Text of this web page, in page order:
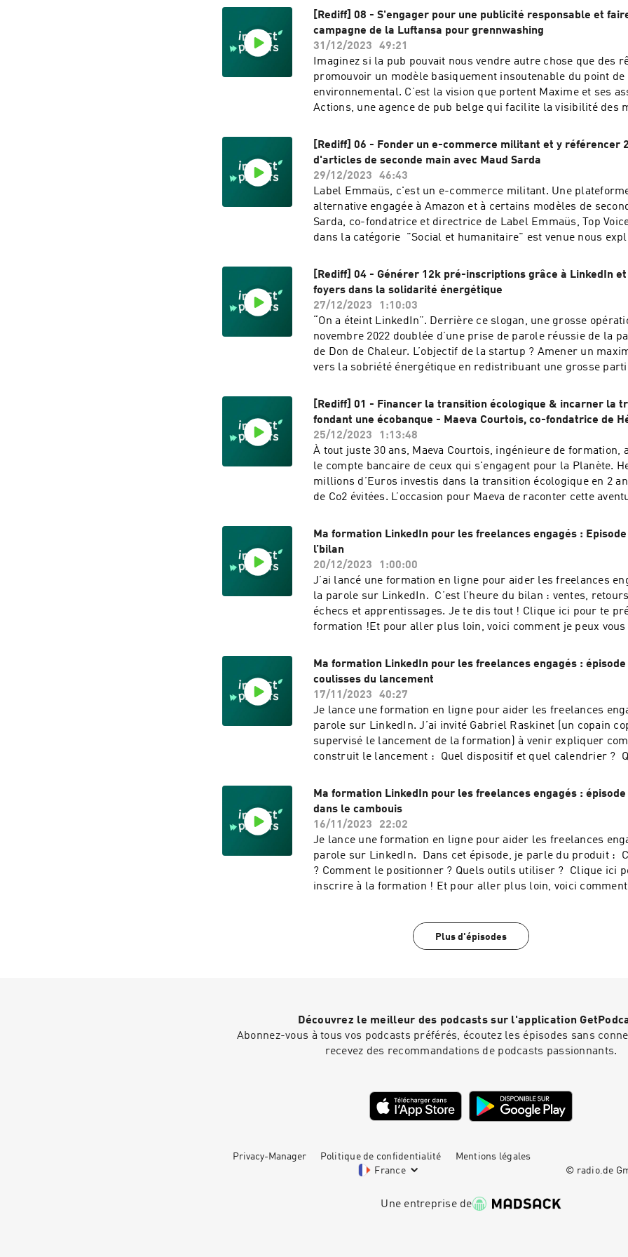
raconter cette aventure et de nous partager la manière dont
pas ses convictions et ses engagements.Et pour aller plus
je peux vous aider : 👉 J'écris les posts LinkedIn des CEO des
impact 👉 Je coache vos équipes pour qu'elles postent une
sur LinkedIn 👉 Je vous forme gratuitement : rejoignez les
freelances à impact qui ont suivi mon mini-cours gratuit en
devenir visible sur LinkedInHébergé par Audiomeans. Visitez
[Rediff] 08 - S'engager pour une publicité responsable et
campagne de la Luftansa pour grennwashing
31/12/2023
49:21
Imaginez si la pub pouvait nous vendre autre chose que des
promouvoir un modèle basiquement insoutenable du point de
environnemental. C’est la vision que portent Maxime et ses
Actions, une agence de pub belge qui facilite la visibilité des
responsable et utilisation de LinkedIn pour porter ses
Lufthansa et TUI pris la main dans le pot de peinture verte),
nous parler de tout ça dans ce nouvel épisode d’Impact
!Et pour aller plus loin, voici comment je peux vous aider : 👉
LinkedIn des CEO des entreprises à impact 👉 Je coache vos
qu'elles postent une fois par semaine sur LinkedIn 👉 Je vous
gratuitement : rejoignez les +500 entreprises et freelances à
confidentialite pour plus d'informations.
[Rediff] 06 - Fonder un e-commerce militant et y référencer
d'articles de seconde main avec Maud Sarda
29/12/2023
46:43
Label Emmaüs, c'est un e-commerce militant. Une
alternative engagée à Amazon et à certains modèles de
Sarda, co-fondatrice et directrice de Label Emmaüs, Top
dans la catégorie "Social et humanitaire" est venue nous
storytelling, valeurs et présence LinkedIn. Bonne écoute !Et
loin, voici comment je peux vous aider : 👉 J'écris les posts
des entreprises à impact 👉 Je coache vos équipes pour
fois par semaine sur LinkedIn 👉 Je vous forme gratuitement
+500 entreprises et freelances à impact qui ont suivi mon
4 e-mails pour devenir visible sur LinkedInHébergé par
audiomeans.fr/politique-de-confidentialite pour plus
[Rediff] 04 - Générer 12k pré-inscriptions grâce à LinkedIn
foyers dans la solidarité énergétique
27/12/2023
1:10:03
“On a éteint LinkedIn”. Derrière ce slogan, une grosse
novembre 2022 doublée d’une prise de parole réussie de la
de Don de Chaleur. L’objectif de la startup ? Amener un
vers la sobriété énergétique en redistribuant une grosse
Bilan de l’opération : 1 Million de vues, 12.000 pré-inscrits
LinkedIn et plus de 8.000 utilisateurs de l’application durant
eu la chance de recevoir Matthieu Sattler, un des co-fondateur
Chaleur pour discuter des coulisses de l’opération, de la
de la coordination des prises de parole. Bref, de tout ce qu’il
cette opération réussie. Bonne écoute ! Les liens utiles : Les
Matthieu et Pascale : Quelques prises de parole impactantes
des pâtesEt pour aller plus loin, voici comment je peux vous
les posts LinkedIn des CEO des entreprises à impact 👉 Je
pour qu'elles postent une fois par semaine sur LinkedIn 👉 Je
gratuitement : rejoignez les +500 entreprises et freelances à
suivi mon mini-cours gratuit en 4 e-mails pour devenir
LinkedInHébergé par Audiomeans. Visitez audiomeans.fr/
confidentialite pour plus d'informations.
[Rediff] 01 - Financer la transition écologique & incarner la
fondant une écobanque - Maeva Courtois, co-fondatrice de
25/12/2023
1:13:48
À tout juste 30 ans, Maeva Courtois, ingénieure de formation,
le compte bancaire de ceux qui s'engagent pour la Planète.
millions d’Euros investis dans la transition écologique en 2
de Co2 évitées. L’occasion pour Maeva de raconter cette
engagements. Bonne écoute !Et pour aller plus loin, voici
aider : 👉 J'écris les posts LinkedIn des CEO des entreprises
coache vos équipes pour qu'elles postent une fois par
Je vous forme gratuitement : rejoignez les +500 entreprises et
impact qui ont suivi mon mini-cours gratuit en 4 e-mails pour
sur LinkedInHébergé par Audiomeans. Visitez
confidentialite pour plus d'informations.
Ma formation LinkedIn pour les freelances engagés :
l’bilan
20/12/2023
1:00:00
J’ai lancé une formation en ligne pour aider les freelances
la parole sur LinkedIn. C’est l’heure du bilan : ventes,
échecs et apprentissages. Je te dis tout ! Clique ici pour te
formation !Et pour aller plus loin, voici comment je peux
pour qu'elles postent une fois par semaine sur LinkedIn 👉 Je
gratuitement : rejoignez les +500 entreprises et freelances à
suivi mon mini-cours gratuit en 4 e-mails pour devenir visible
LinkedInHébergé par Audiomeans. Visitez audiomeans.fr/
confidentialite pour plus d'informations.
Ma formation LinkedIn pour les freelances engagés :
coulisses du lancement
17/11/2023
40:27
Je lance une formation en ligne pour aider les freelances
parole sur LinkedIn. J’ai invité Gabriel Raskinet (un copain
supervisé le lancement de la formation) à venir expliquer
construit le lancement : Quel dispositif et quel calendrier ? Quels outils ? Quel
Quels messages on a fait passer ? Clique ici pour te pré-inscrire à la formation
!Et pour aller plus loin, voici comment je peux vous aider : 👉
LinkedIn des CEO des entreprises à impact 👉 Je coache vos
qu'elles postent une fois par semaine sur LinkedIn 👉 Je vous
gratuitement : rejoignez les +500 entreprises et freelances à
suivi mon mini-cours gratuit en 4 e-mails pour devenir
LinkedInHébergé par Audiomeans. Visitez audiomeans.fr/
Ma formation LinkedIn pour les freelances engagés :
dans le cambouis
16/11/2023
22:02
Je lance une formation en ligne pour aider les freelances
parole sur LinkedIn. Dans cet épisode, je parle du produit : Comment le créer
? Comment le positionner ? Quels outils utiliser ? Clique ici pour te pré-
inscrire à la formation ! Et pour aller plus loin, voici comment
Je vous forme gratuitement : rejoignez les +500 entreprises et
impact qui ont suivi mon mini-cours gratuit en 4 e-mails pour
Plus d'épisodes
Découvrez le meilleur des podcasts sur l'application
Abonnez-vous à tous vos podcasts préférés, écoutez les épisodes sans
recevez des recommandations de podcasts passionnants.
Privacy-Manager Politique de confidentialité
Mentions légales
France
© radio.de
Une entreprise de